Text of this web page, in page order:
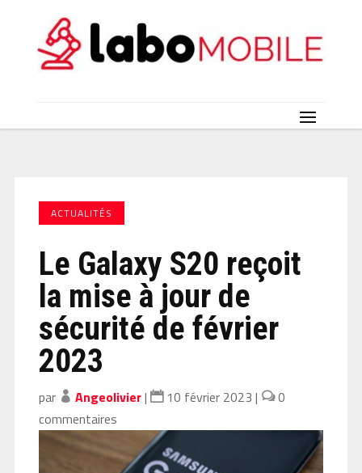
ACTUALITÉS
Le Galaxy S20 reçoit
la mise à jour de
sécurité de février
2023
par Angeolivier| 10 février 2023 |
0
commentaires